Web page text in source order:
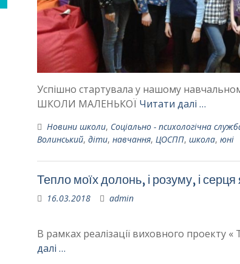
Успішно стартувала у нашому
ШКОЛИ МАЛЕНЬКОЇ Читати далі …
Новини школи, Соціально - психологічна
Волинський, діти, навчання, ЦОСПП, школа, юні
Тепло моїх долонь, і розуму, і серця
16.03.2018 admin
В рамках реалізації виховного проекту «
далі …